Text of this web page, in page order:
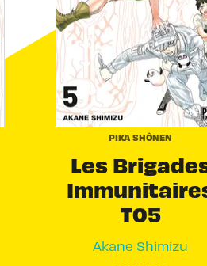
PIKA SHÔNEN
Les
T05
Akane Shimizu